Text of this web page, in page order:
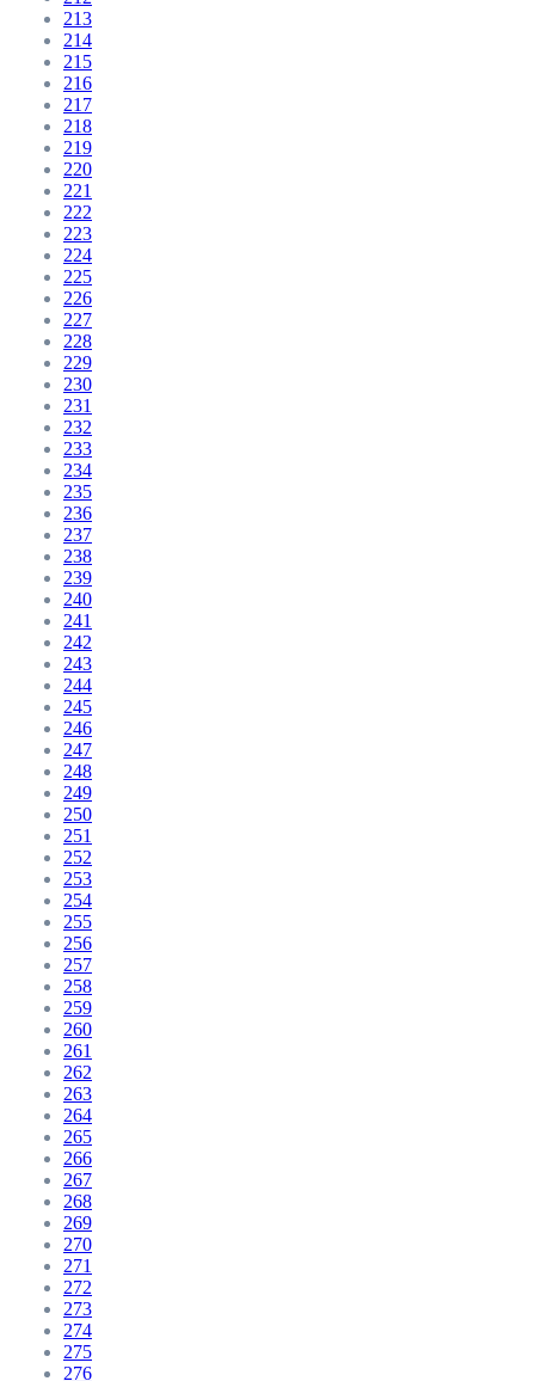
213
214
215
216
217
218
219
220
221
222
223
224
225
226
227
228
229
230
231
232
233
234
235
236
237
238
239
240
241
242
243
244
245
246
247
248
249
250
251
252
253
254
255
256
257
258
259
260
261
262
263
264
265
266
267
268
269
270
271
272
273
274
275
276